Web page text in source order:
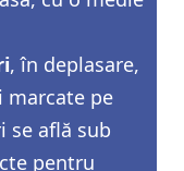
, în deplasare,
marcate pe
se află sub
pentru